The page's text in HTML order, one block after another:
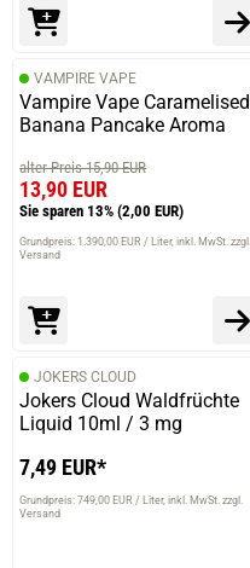
VAMPIRE VAPE
Vampire Vape Caramelised
Banana Pancake Aroma
alter Preis 15,90 EUR
13,90 EUR
Sie sparen 13% (2,00 EUR)
Grundpreis: 1.390,00 EUR / Liter inkl. MwSt. zzgl.
Versand
JOKERS CLOUD
Jokers Cloud Waldfrüchte
Liquid 10ml / 3 mg
7,49 EUR*
Grundpreis: 749,00 EUR / Liter inkl. MwSt. zzgl.
Versand